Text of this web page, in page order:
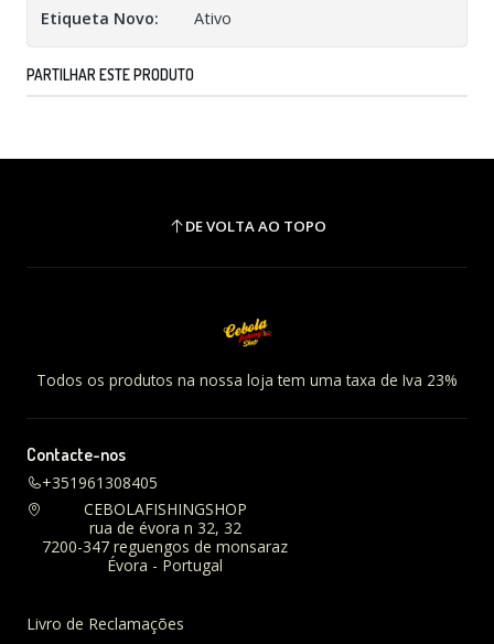
Etiqueta Novo: Ativo
PARTILHAR ESTE PRODUTO
DE VOLTA AO TOPO
Todos os produtos na nossa loja tem uma taxa de Iva 23%
Contacte-nos
+351961308405
CEBOLAFISHINGSHOP
rua de évora n 32, 32
7200-347 reguengos de monsaraz
Évora - Portugal
Livro de Reclamações